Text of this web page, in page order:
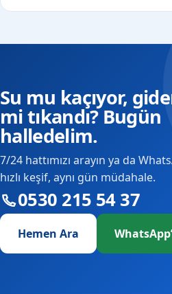
Su mu kaçıyor,
mi tıkandı? Bugün
halledelim.
7/24 hattımızı arayın ya da
hızlı keşif, aynı gün müdahale.
0530 215 54 37
Hemen Ara